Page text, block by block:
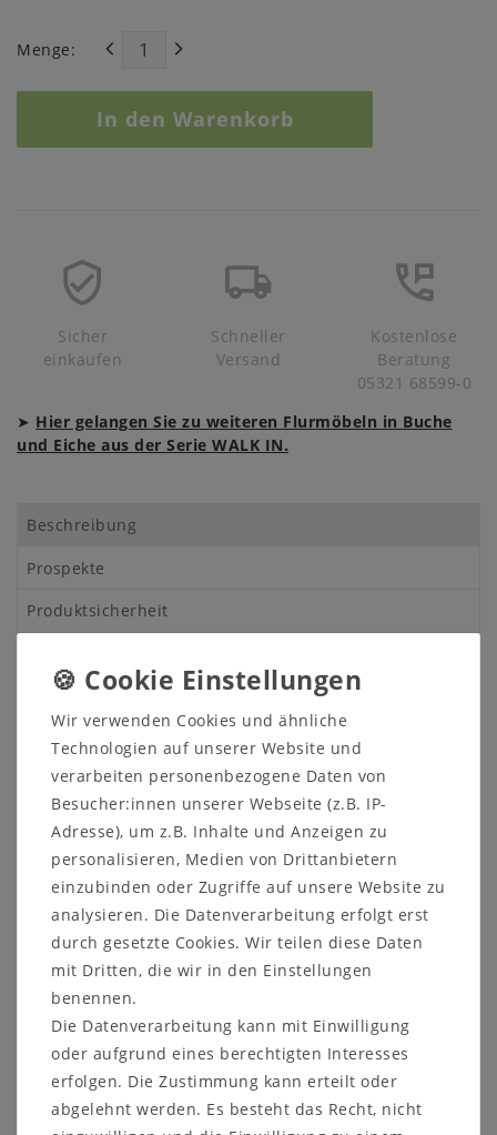
Menge:
In den Warenkorb
Sicher
einkaufen
Schneller
Versand
Kostenlose
Beratung
05321 68599-0
➤ Hier gelangen Sie zu weiteren Flurmöbeln in Buche
und Eiche aus der Serie WALK IN.
Beschreibung
Prospekte
Produktsicherheit
Wandspiegel 46x81 Wildeiche massiv
geölt
Flurspiegel mit Holzrahmen
Dieser Wandspiegel aus dem Dielenprogramm WALK
IN vom dänischen Hersteller Tjørnbo hat einen
Rahmen aus massivem Buchenholz. Die Oberfläche
ist wahlweise natur oder bianco geölt.
Weitere Informationen zum Möbelstück
Maße ca.:
Wir verwenden Cookies und ähnliche
Technologien auf unserer Website und
verarbeiten personenbezogene Daten von
Besucher:innen unserer Webseite (z.B. IP-
Adresse), um z.B. Inhalte und Anzeigen zu
personalisieren, Medien von Drittanbietern
einzubinden oder Zugriffe auf unsere Website zu
analysieren. Die Datenverarbeitung erfolgt erst
durch gesetzte Cookies. Wir teilen diese Daten
mit Dritten, die wir in den Einstellungen
benennen.
Die Datenverarbeitung kann mit Einwilligung
oder aufgrund eines berechtigten Interesses
erfolgen. Die Zustimmung kann erteilt oder
abgelehnt werden. Es besteht das Recht, nicht